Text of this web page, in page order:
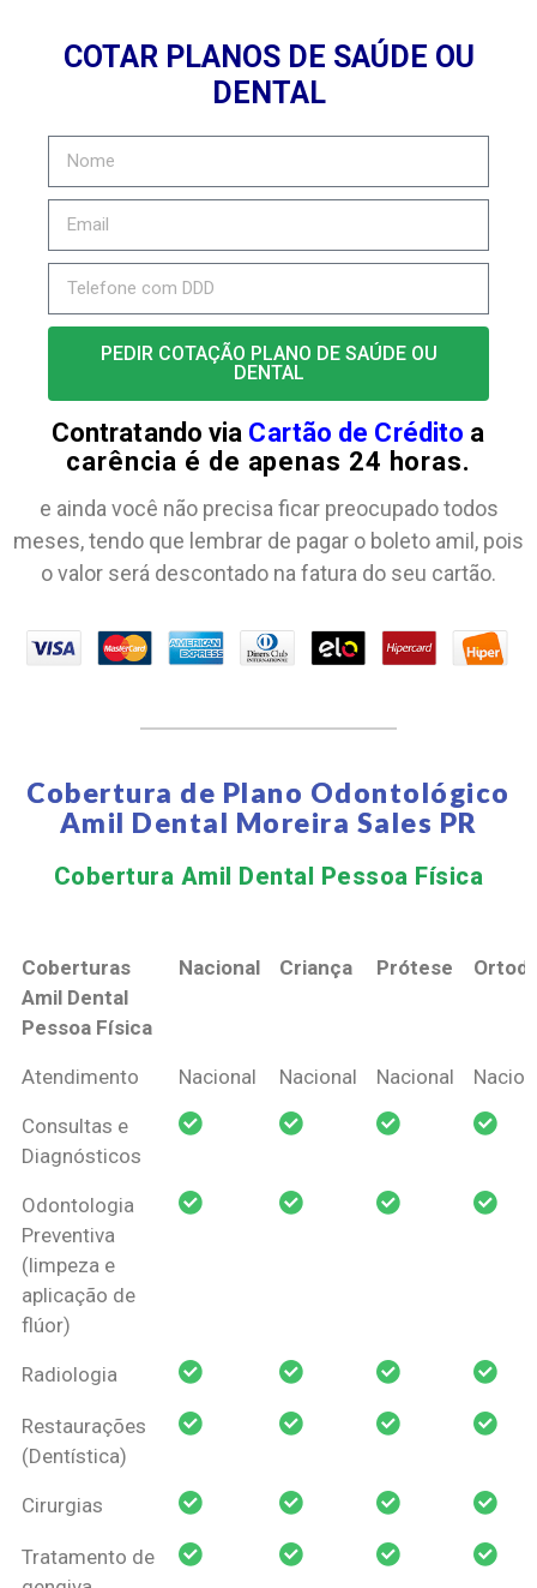
COTAR PLANOS DE SAÚDE OU
DENTAL
PEDIR COTAÇÃO PLANO DE SAÚDE OU
DENTAL
Contratando via Cartão de Crédito a
carência é de apenas 24 horas.
e ainda você não precisa ficar preocupado todos
meses, tendo que lembrar de pagar o boleto amil, pois
o valor será descontado na fatura do seu cartão.
Cobertura de Plano Odontológico
Amil Dental Moreira Sales PR
Cobertura Amil Dental Pessoa Física​
Coberturas
Amil Dental
Pessoa Física
Nacional Criança Prótese
Coberturas
Pessoa Física
Nacional Criança Prótese
Atendimento Nacional Nacional Nacional
Consultas e
Diagnósticos
Odontologia
Preventiva
(limpeza e
aplicação de
flúor)
Radiologia
Restaurações
(Dentística)
Cirurgias
Tratamento de